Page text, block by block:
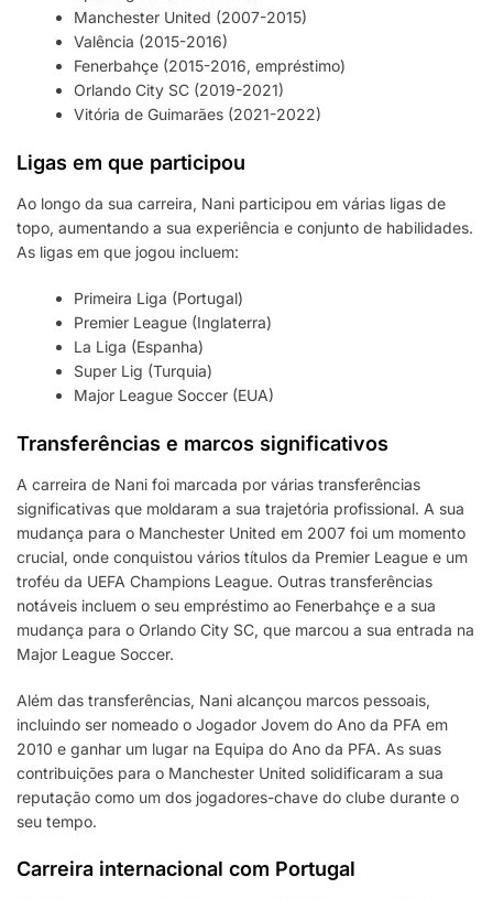
Manchester United (2007-2015)
Valência (2015-2016)
Fenerbahçe (2015-2016, empréstimo)
Orlando City SC (2019-2021)
Vitória de Guimarães (2021-2022)
Ligas em que participou
Ao longo da sua carreira, Nani participou em várias ligas de
topo, aumentando a sua experiência e conjunto de habilidades.
As ligas em que jogou incluem:
Primeira Liga (Portugal)
Premier League (Inglaterra)
La Liga (Espanha)
Super Lig (Turquia)
Major League Soccer (EUA)
Transferências e marcos significativos
A carreira de Nani foi marcada por várias transferências
significativas que moldaram a sua trajetória profissional. A sua
mudança para o Manchester United em 2007 foi um momento
crucial, onde conquistou vários títulos da Premier League e um
troféu da UEFA Champions League. Outras transferências
notáveis incluem o seu empréstimo ao Fenerbahçe e a sua
mudança para o Orlando City SC, que marcou a sua entrada na
Major League Soccer.
Além das transferências, Nani alcançou marcos pessoais,
incluindo ser nomeado o Jogador Jovem do Ano da PFA em
2010 e ganhar um lugar na Equipa do Ano da PFA. As suas
contribuições para o Manchester United solidificaram a sua
reputação como um dos jogadores-chave do clube durante o
seu tempo.
Carreira internacional com Portugal